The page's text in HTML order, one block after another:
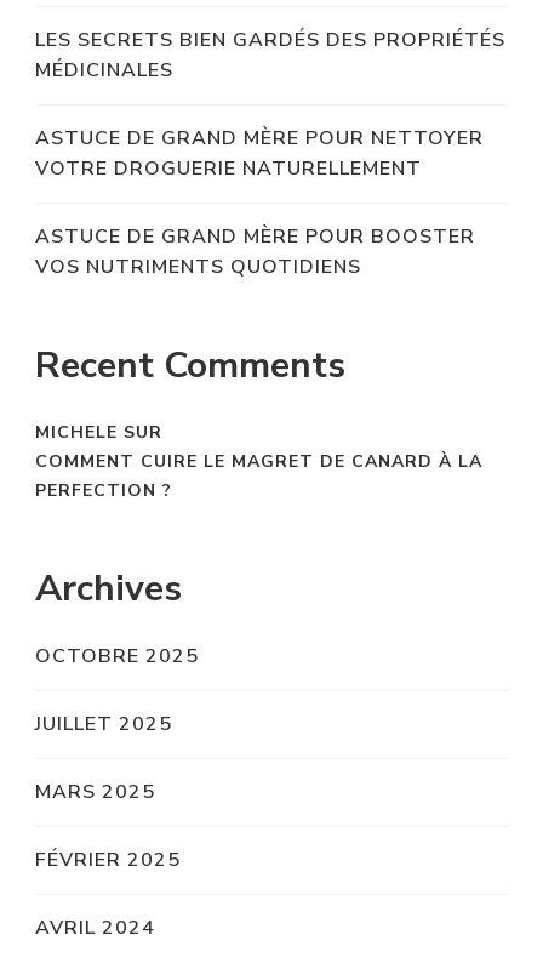
LES SECRETS BIEN GARDÉS DES PROPRIÉTÉS
MÉDICINALES
ASTUCE DE GRAND MÈRE POUR NETTOYER
VOTRE DROGUERIE NATURELLEMENT
ASTUCE DE GRAND MÈRE POUR BOOSTER
VOS NUTRIMENTS QUOTIDIENS
Recent Comments
MICHELE SUR
COMMENT CUIRE LE MAGRET DE CANARD À LA
PERFECTION ?
Archives
OCTOBRE 2025
JUILLET 2025
MARS 2025
FÉVRIER 2025
AVRIL 2024